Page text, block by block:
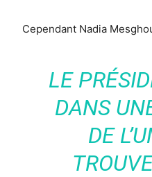
Cependant Nadia
LE
DANS
DE